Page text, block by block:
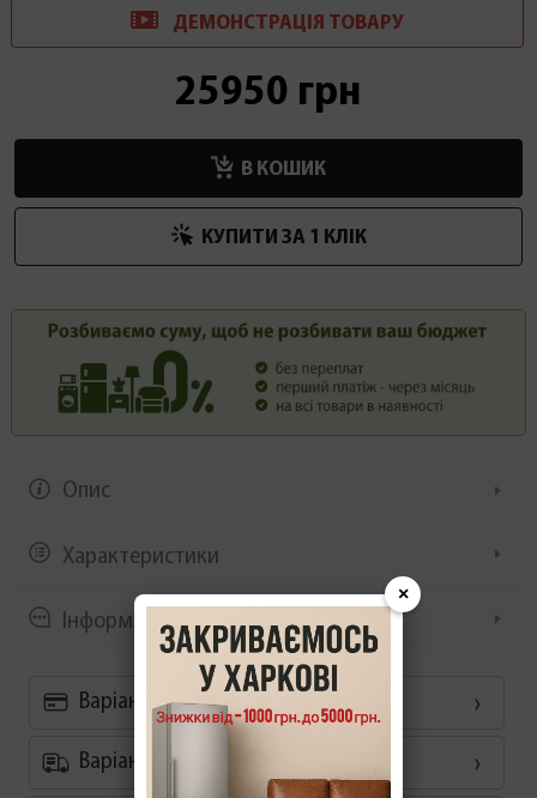
ДЕМОНСТРАЦІЯ ТОВАРУ
25950 грн
В КОШИК
КУПИТИ ЗА 1 КЛIК
Опис
Характеристики
Інформація/демонстрація
Варіанти оплати
Варіанти доставки
×